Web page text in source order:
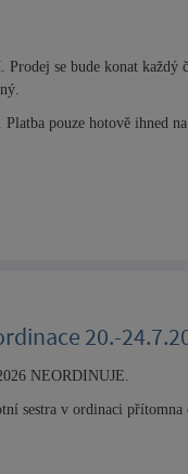
se bude konat každý
pouze hotově ihned
20.-
NEORDINUJE.
sestra v ordinaci